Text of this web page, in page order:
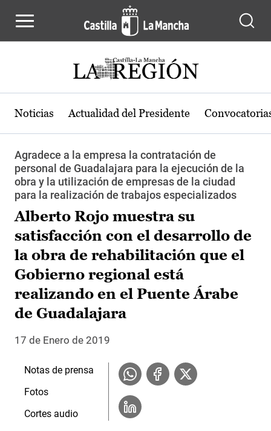
Noticias Actualidad del Presidente
Agradece a la empresa la contratación de
personal de Guadalajara para la ejecución de la
obra y la utilización de empresas de la ciudad
para la realización de trabajos especializados
Alberto Rojo muestra su
satisfacción con el desarrollo de
la obra de rehabilitación que el
Gobierno regional está
realizando en el Puente Árabe
de Guadalajara
17 de Enero de 2019
Notas de prensa
Fotos
Cortes audio